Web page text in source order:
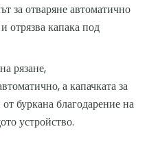
за отваряне автоматично
отрязва капака под
рязане,
а капачката за
буркана благодарение на
устройство.